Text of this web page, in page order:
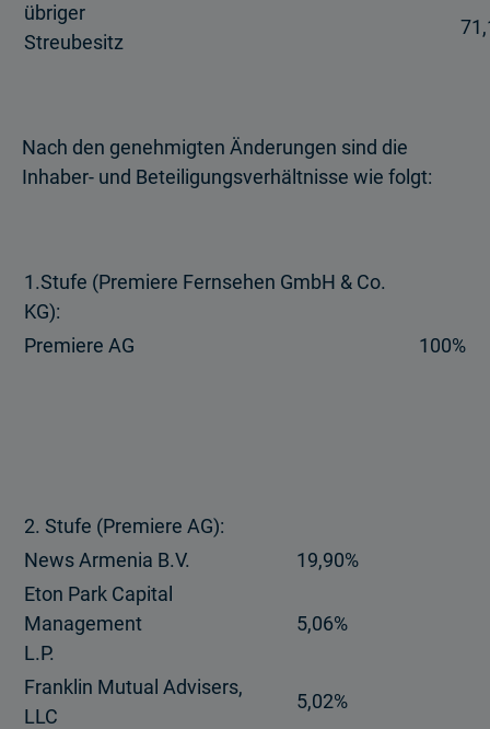
übriger
Streubesitz
Nach den genehmigten Änderungen sind die
Inhaber- und Beteiligungsverhältnisse wie folgt:
1.Stufe (Premiere Fernsehen GmbH & Co.
KG):
Premiere AG
100%
2. Stufe (Premiere AG):
News Armenia B.V.
19,90%
Eton Park Capital
Management
L.P.
5,06%
Franklin Mutual Advisers,
LLC
5,02%